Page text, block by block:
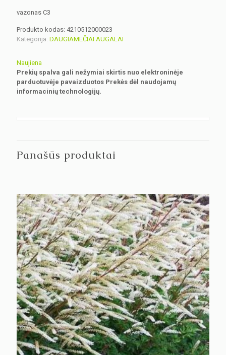
vazonas C3
Produkto kodas: 4210512000023
Kategorija: DAUGIAMEČIAI AUGALAI
Naujiena
Prekių spalva gali nežymiai skirtis nuo elektroninėje
parduotuvėje pavaizduotos Prekės dėl naudojamų
informacinių technologijų.
Panašūs produktai